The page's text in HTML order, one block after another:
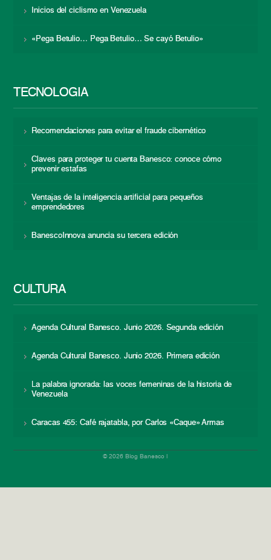
Inicios del ciclismo en Venezuela
«Pega Betulio… Pega Betulio… Se cayó Betulio»
TECNOLOGÍA
Recomendaciones para evitar el fraude cibernético
Claves para proteger tu cuenta Banesco: conoce cómo
prevenir estafas
Ventajas de la inteligencia artificial para pequeños
emprendedores
BanescoInnova anuncia su tercera edición
CULTURA
Agenda Cultural Banesco. Junio 2026. Segunda edición
Agenda Cultural Banesco. Junio 2026. Primera edición
La palabra ignorada: las voces femeninas de la historia de
Venezuela
Caracas 455: Café rajatabla, por Carlos «Caque» Armas
© 2026 Blog Banesco |